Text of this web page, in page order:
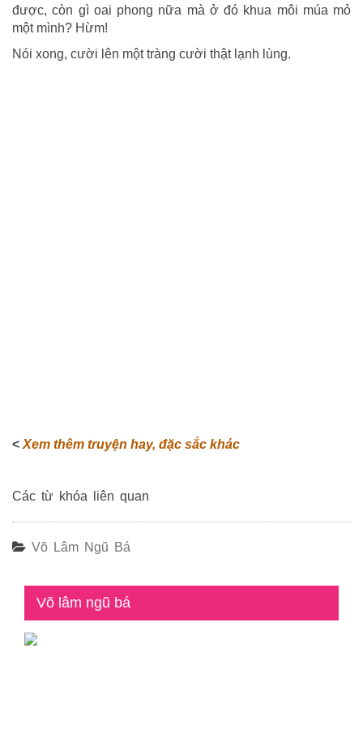
được, còn gì oai phong nữa mà ở đó khua môi múa mỏ
một mình? Hừm!
Nói xong, cười lên một tràng cười thật lạnh lùng.
< Xem thêm truyện hay, đặc sắc khác
Các từ khóa liên quan
Võ Lâm Ngũ Bá
Võ lâm ngũ bá